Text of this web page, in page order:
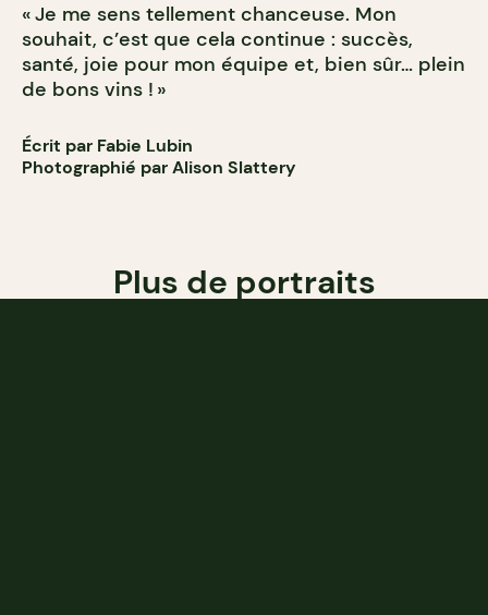
« Je me sens tellement chanceuse. Mon
souhait, c’est que cela continue : succès,
santé, joie pour mon équipe et, bien sûr… plein
de bons vins ! »
Écrit par Fabie Lubin
Photographié par Alison Slattery
Plus de portraits